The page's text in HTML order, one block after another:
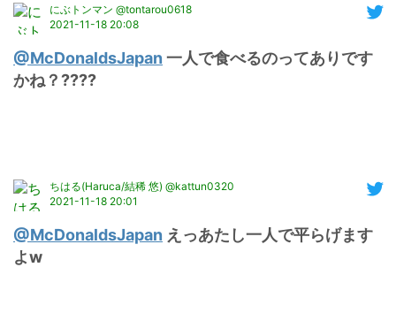
にぶトンマン @tontarou0618
2021-11-18 20:08
@McDonaldsJapan 一人で食べるのってありです
かね？????
ちはる(Haruca/結稀 悠) @kattun0320
2021-11-18 20:01
@McDonaldsJapan えっあたし一人で平らげます
よw